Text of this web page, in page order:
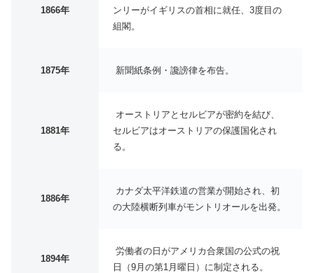
1866年
ンリーがイギリスの首相に就任、3度目の
組閣。
1875年 新聞紙条例・讒謗律を布告。
1881年
オーストリアとセルビアが密約を結び、
セルビアはオーストリアの保護国化され
る。
1886年
カナダ太平洋鉄道の営業が開始され、初
の大陸横断列車がモントリオールを出発。
1894年
労働者の日がアメリカ合衆国の公式の祝
日（9月の第1月曜日）に制定される。